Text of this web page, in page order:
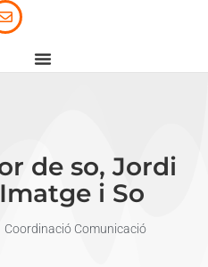
de so, Jordi
i So
Coordinació Comunicació